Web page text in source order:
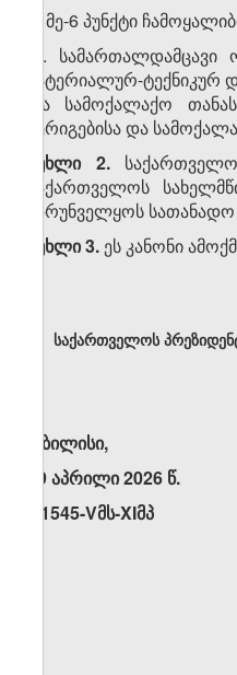
ბ) მე-6 პუნქტი
„6.
მატერიალურ-
და სამოქალაქო
შერიგებისა და
მუხლი 2.
საქართველოს
უზრუნველყოს
მუხლი 3. ეს კანონი
საქართველოს
თბილისი,
29 აპრილი 2026 წ.
N1545-Vმს-XIმპ